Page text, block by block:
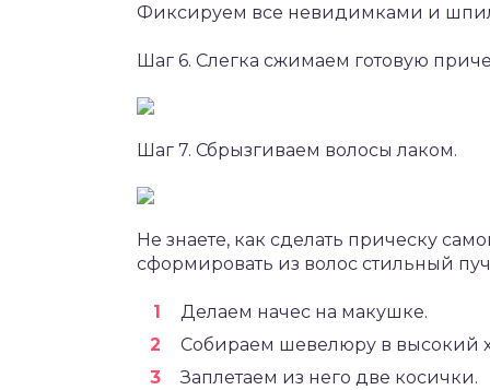
Фиксируем все невидимками и
Шаг 6. Слегка сжимаем готовую
Шаг 7. Сбрызгиваем волосы лаком.
Не знаете, как сделать прическу
сформировать из волос стильный
Делаем начес на макушке.
Собираем шевелюру в высокий
Заплетаем из него две косички.